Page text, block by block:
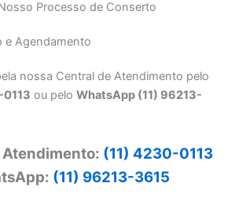
Processo de Conserto
Agendamento
nossa Central de Atendimento pelo
ou pelo WhatsApp (11) 96213-
(11) 4230-0113
(11) 96213-3615